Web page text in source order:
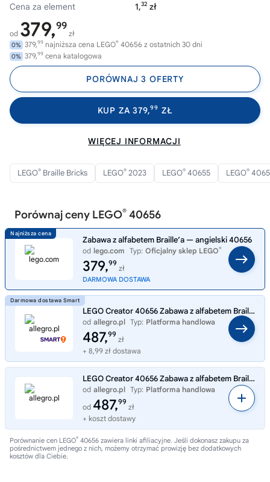
Cena za element
1,32 zł
od 379,99
zł
0% 379,99 najniższa cena LEGO® 40656 z ostatnich 30 dni
0% 379,99 cena katalogowa
PORÓWNAJ 3 OFERTY
KUP ZA 379,99 ZŁ
WIĘCEJ INFORMACJI
LEGO® Braille Bricks LEGO® 2023 LEGO® 40655 LEGO®
Porównaj ceny LEGO® 40656
Zabawa z alfabetem Braille’a — angielski 40656
od lego.com Typ: Oficjalny sklep LEGO®
379,99
zł
DARMOWA DOSTAWA
LEGO Creator 40656 Zabawa z alfabetem Braille’a - angielski
od allegro.pl Typ: Platforma handlowa
487,99
zł
+ 8,99 zł dostawa
LEGO Creator 40656 Zabawa z alfabetem Braille’a - angielski
od allegro.pl Typ: Platforma handlowa
od 487,99
zł
+ koszt dostawy
Porównanie cen LEGO® 40656 zawiera linki afiliacyjne. Jeśli dokonasz zakupu za
pośrednictwem jednego z nich, możemy otrzymać prowizję bez dodatkowych
kosztów dla Ciebie.